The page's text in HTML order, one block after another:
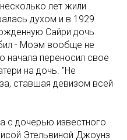
лет жили
духом и в 1929
Сайри дочь
- Моэм вообще не
начала переносил свое
на дочь. "Не
ставшая девизом всей
с дочерью известного
Этельвиной Джоунз